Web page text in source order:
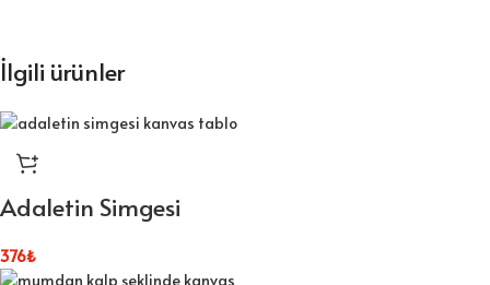
⭐ Tablo Ürün Özellikleri:
Kaliteli dijital baskı ile canlı ve net görseller
1.sınıf kanvas kumaş ve dayanıklı ahşap şase
Farklı ölçü seçenekleriyle esnek kullanım
İlgili ürünler
Adaletin Simgesi
376₺